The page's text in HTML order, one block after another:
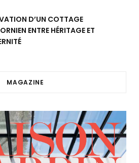
D’UN COTTAGE
ENTRE HÉRITAGE ET
MAGAZINE